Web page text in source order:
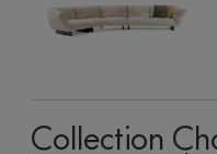
Collection